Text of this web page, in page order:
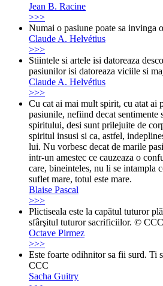
Jean B. Racine
>>>
Numai o pasiune poate sa invinga
Claude A. Helvétius
>>>
Stiintele si artele isi datoreaza
pasiunilor isi datoreaza viciile si
Claude A. Helvétius
>>>
Cu cat ai mai mult spirit, cu atat ai
pasiunile, nefiind decat sentimente
spiritului, desi sunt prilejuite de
spiritul insusi si ca, astfel,
lui. Nu vorbesc decat de marile
intr-un amestec ce cauzeaza o
care, bineinteles, nu li se intampla
suflet mare, totul este mare.
Blaise Pascal
>>>
Plictiseala este la capătul tuturor
sfârşitul tuturor sacrificiilor. © CCC
Octave Pirmez
>>>
Este foarte odihnitor sa fii surd. Ti
CCC
Sacha Guitry